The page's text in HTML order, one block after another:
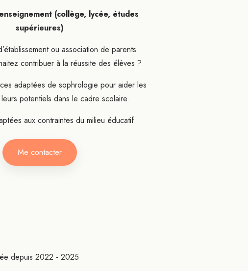
(collège, lycée, études
supérieures)
ou association de parents
contribuer à la réussite des élèves ?
adaptées de sophrologie pour aider les
potentiels dans le cadre scolaire.
aux contraintes du milieu éducatif.
Me contacter
depuis 2022 - 2025